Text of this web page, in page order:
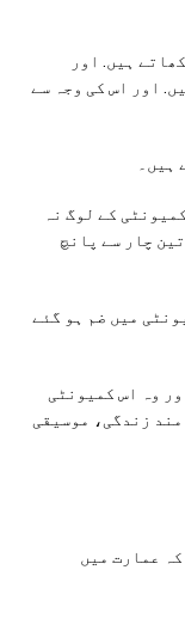
ہیں. اور
اور اس کی وجہ سے
ہیں۔
کے لوگ نہ
چار سے پانچ
میں ضم ہو گئے
وہ اس کمیونٹی
زندگی، موسیقی
کہ عمارت میں